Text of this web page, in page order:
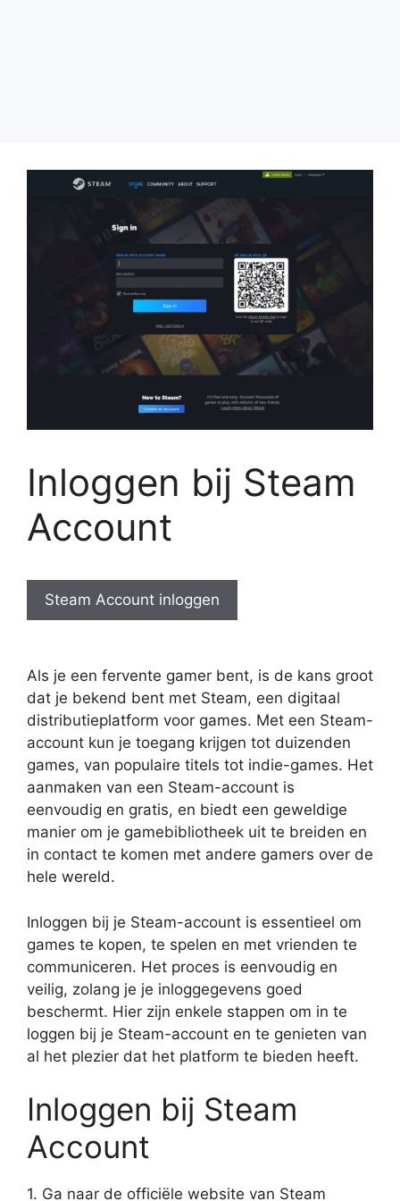
Inloggen bij Steam
Account
Steam Account inloggen
Als je een fervente gamer bent, is de kans groot
dat je bekend bent met Steam, een digitaal
distributieplatform voor games. Met een Steam-
account kun je toegang krijgen tot duizenden
games, van populaire titels tot indie-games. Het
aanmaken van een Steam-account is
eenvoudig en gratis, en biedt een geweldige
manier om je gamebibliotheek uit te breiden en
in contact te komen met andere gamers over de
hele wereld.
Inloggen bij je Steam-account is essentieel om
games te kopen, te spelen en met vrienden te
communiceren. Het proces is eenvoudig en
veilig, zolang je je inloggegevens goed
beschermt. Hier zijn enkele stappen om in te
loggen bij je Steam-account en te genieten van
al het plezier dat het platform te bieden heeft.
Inloggen bij Steam
Account
1. Ga naar de officiële website van Steam